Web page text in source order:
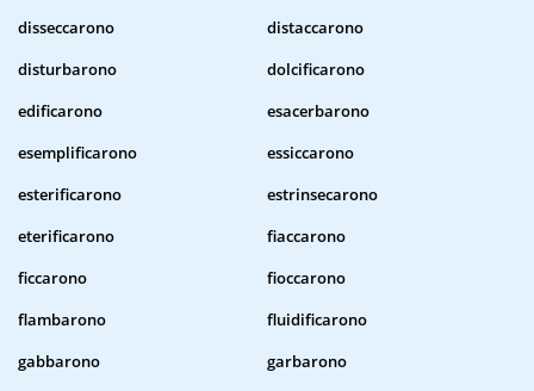
disseccarono
distaccarono
disturbarono
dolcificarono
edificarono
esacerbarono
esemplificarono
essiccarono
esterificarono
estrinsecarono
eterificarono
fiaccarono
ficcarono
fioccarono
flambarono
fluidificarono
gabbarono
garbarono